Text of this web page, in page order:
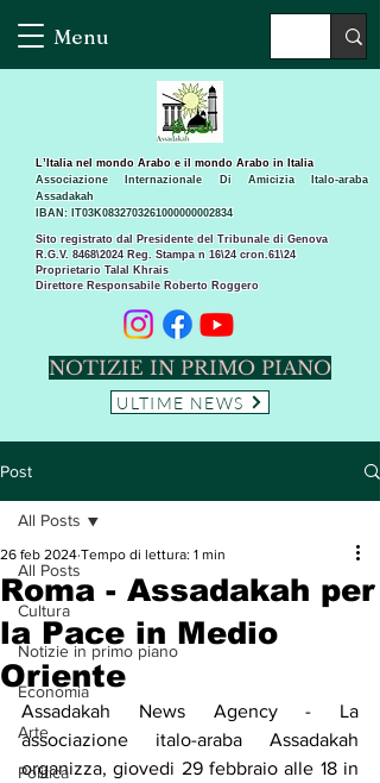
Menu
Sito registrato dal Presidente del Tribunale di Genova
R.G.V. 8468\2024 Reg. Stampa n 16\24 cron.61\24 ​
Proprietario Talal Khrais
Direttore Responsabile Roberto Roggero
L’Italia nel mondo Arabo e il mondo Arabo in Italia
Associazione Internazionale Di Amicizia Italo-araba
Assadakah
IBAN: IT03K0832703261000000002834
NOTIZIE IN PRIMO PIANO
ULTIME NEWS
Post
All Posts
Cultura
Notizie in primo piano
Economia
Arte
Politica
All Posts
Roma - Assadakah per
la Pace in Medio
Oriente
26 feb 2024 Tempo di lettura: 1 min
Assadakah News Agency - La
associazione italo-araba Assadakah
organizza, giovedi 29 febbraio alle 18 in